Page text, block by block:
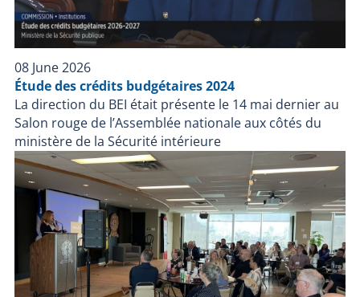
08 June 2026
Étude des crédits budgétaires 2024
La direction du BEI était présente le 14 mai dernier au
Salon rouge de l’Assemblée nationale aux côtés du
ministère de la Sécurité intérieure